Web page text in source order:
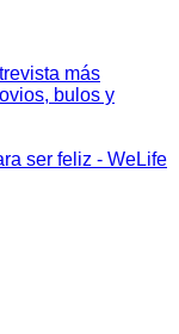
más
bulos y
ser feliz - WeLife